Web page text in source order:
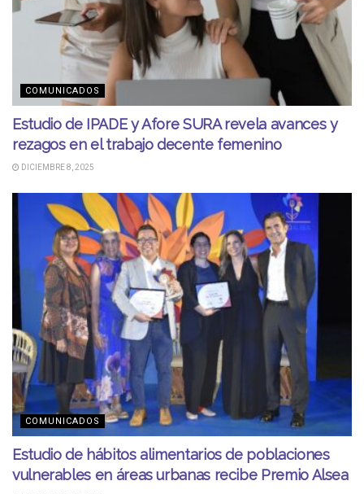
COMUNICADOS
Estudio de IPADE y Afore SURA revela avances y
rezagos en el trabajo decente femenino
DICIEMBRE 8, 2025
COMUNICADOS
Estudio de hábitos alimentarios de poblaciones
vulnerables en áreas urbanas recibe Premio Alsea